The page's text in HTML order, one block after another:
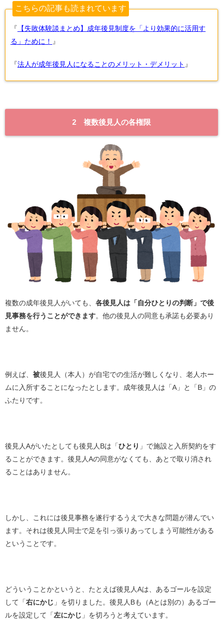
こちらの記事も読まれています
『 【失敗体験談まとめ】成年後見制度を「より効果的に活用す
る」ために！ 』
『法人が成年後見人になることのメリット・デメリット 』
2 複数後見人の各権限
複数の成年後見人がいても、 各後見人は「自分ひとりの判断」で後
見事務を行うことができます。他の後見人の同意も承諾も必要あり
ません。
例えば、 被後見人（本人）が自宅での生活が難しくなり、老人ホー
ムに入所することになったとします。成年後見人は「A」と「B」の
ふたりです。
後見人Aがいたとしても後見人Bは「ひとり 」で施設と入所契約をす
ることができます。後見人Aの同意がなくても、あとで取り消され
ることはありません。
しかし、これには後見事務を遂行するうえで大きな問題が潜んでい
ます。それは後見人同士で足を引っ張りあってしまう可能性がある
ということです。
どういうことかというと、たとえば後見人Aは、あるゴールを設定
して「右にかじ 」を切りました。後見人Bも（Aとは別の）あるゴー
ルを設定して「左にかじ 」を切ろうと考えています。